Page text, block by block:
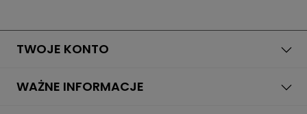
TWOJE KONTO
WAŻNE INFORMACJE